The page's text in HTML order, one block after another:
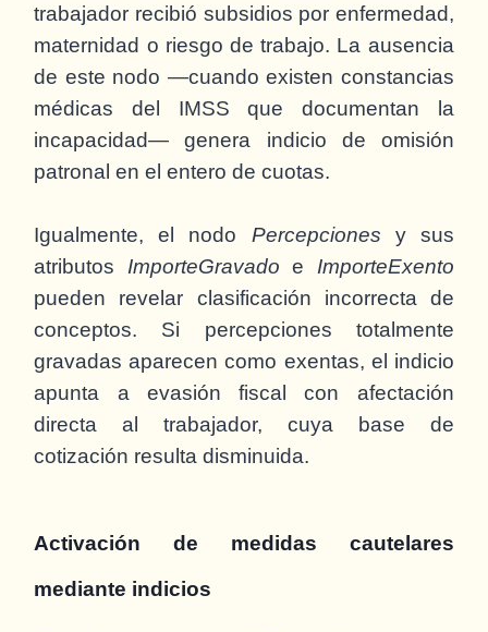
trabajador recibió subsidios por enfermedad,
maternidad o riesgo de trabajo. La ausencia
de este nodo —cuando existen constancias
médicas del IMSS que documentan la
incapacidad— genera indicio de omisión
patronal en el entero de cuotas.
Igualmente, el nodo Percepciones y sus
atributos ImporteGravado e ImporteExento
pueden revelar clasificación incorrecta de
conceptos. Si percepciones totalmente
gravadas aparecen como exentas, el indicio
apunta a evasión fiscal con afectación
directa al trabajador, cuya base de
cotización resulta disminuida.
Activación de medidas cautelares
mediante indicios